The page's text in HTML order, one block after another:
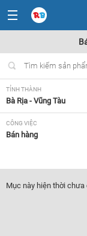
TỈNH THÀNH
Bà Rịa - Vũng Tàu
CÔNG VIỆC
Bán hàng
Tất cả
Mục này hiện thời chưa